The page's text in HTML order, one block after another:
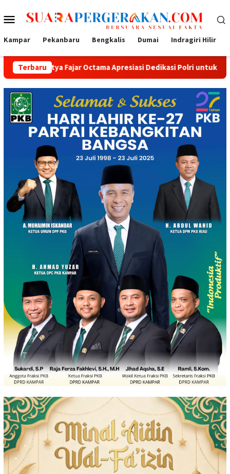
ke
Menu
Mobile
Kampar Pekanbaru Bengkalis Dumai Indragiri Hilir
Terbaru
Octama Apresiasi Dedikasi Polri untuk Masyarakat